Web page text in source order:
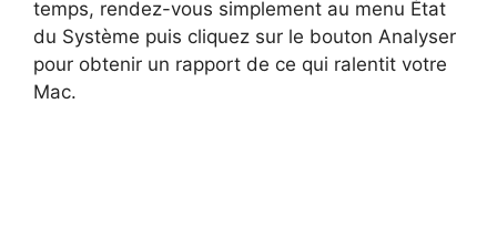
temps, rendez-vous simplement au menu État
du Système puis cliquez sur le bouton Analyser
pour obtenir un rapport de ce qui ralentit votre
Mac.